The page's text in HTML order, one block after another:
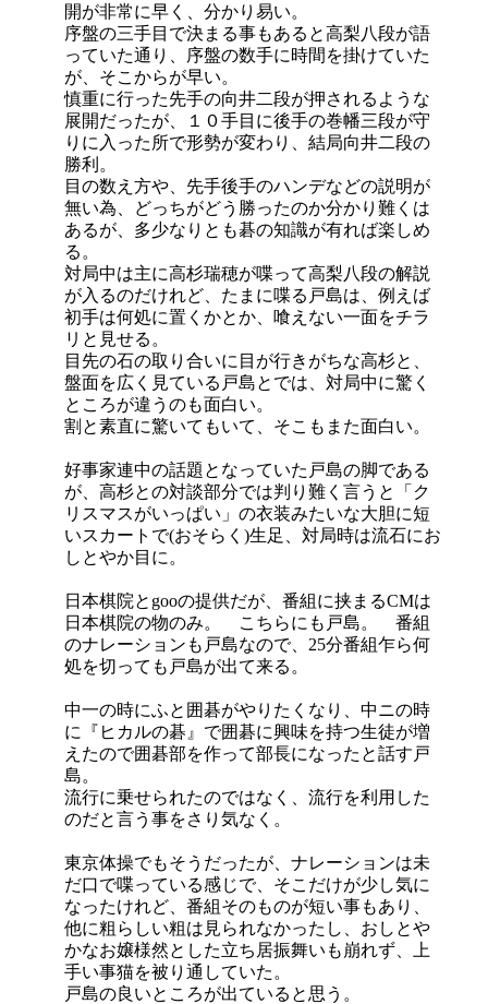
開が非常に早く、分かり易い。
序盤の三手目で決まる事もあると高梨八段が語
っていた通り、序盤の数手に時間を掛けていた
が、そこからが早い。
慎重に行った先手の向井二段が押されるような
展開だったが、１０手目に後手の巻幡三段が守
りに入った所で形勢が変わり、結局向井二段の
勝利。
目の数え方や、先手後手のハンデなどの説明が
無い為、どっちがどう勝ったのか分かり難くは
あるが、多少なりとも碁の知識が有れば楽しめ
る。
対局中は主に高杉瑞穂が喋って高梨八段の解説
が入るのだけれど、たまに喋る戸島は、例えば
初手は何処に置くかとか、喰えない一面をチラ
リと見せる。
目先の石の取り合いに目が行きがちな高杉と、
盤面を広く見ている戸島とでは、対局中に驚く
ところが違うのも面白い。
割と素直に驚いてもいて、そこもまた面白い。
好事家連中の話題となっていた戸島の脚である
が、高杉との対談部分では判り難く言うと「ク
リスマスがいっぱい」の衣装みたいな大胆に短
いスカートで(おそらく)生足、対局時は流石にお
しとやか目に。
日本棋院とgooの提供だが、番組に挟まるCMは
日本棋院の物のみ。 こちらにも戸島。 番組
のナレーションも戸島なので、25分番組乍ら何
処を切っても戸島が出て来る。
中一の時にふと囲碁がやりたくなり、中ニの時
に『ヒカルの碁』で囲碁に興味を持つ生徒が増
えたので囲碁部を作って部長になったと話す戸
島。
流行に乗せられたのではなく、流行を利用した
のだと言う事をさり気なく。
東京体操でもそうだったが、ナレーションは未
だ口で喋っている感じで、そこだけが少し気に
なったけれど、番組そのものが短い事もあり、
他に粗らしい粗は見られなかったし、おしとや
かなお嬢様然とした立ち居振舞いも崩れず、上
手い事猫を被り通していた。
戸島の良いところが出ていると思う。